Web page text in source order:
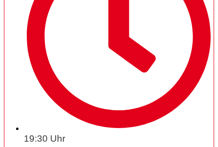
19:30 Uhr